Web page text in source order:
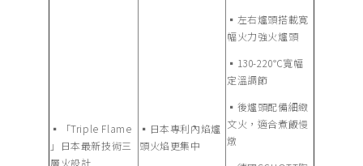
▪︎「Triple Flame
」日本最新技術三
層火設計
▪︎日本專利內焰爐
頭火焰更集中
▪︎左右爐頭搭載寛
幅火力強火爐頭
▪︎130-220℃寬幅
定溫調節
▪︎後爐頭配備細緻
文火，適合煮飯慢
燉